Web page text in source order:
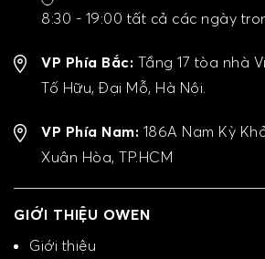
8:30 - 19:00 tất cả các ngày
VP Phía Bắc: Tầng 17 tòa nhà
Tố Hữu, Đại Mỗ, Hà Nội.
VP Phía Nam: 186A Nam Kỳ
Xuân Hòa, TP.HCM
GIỚI THIỆU OWEN
Giới thiệu